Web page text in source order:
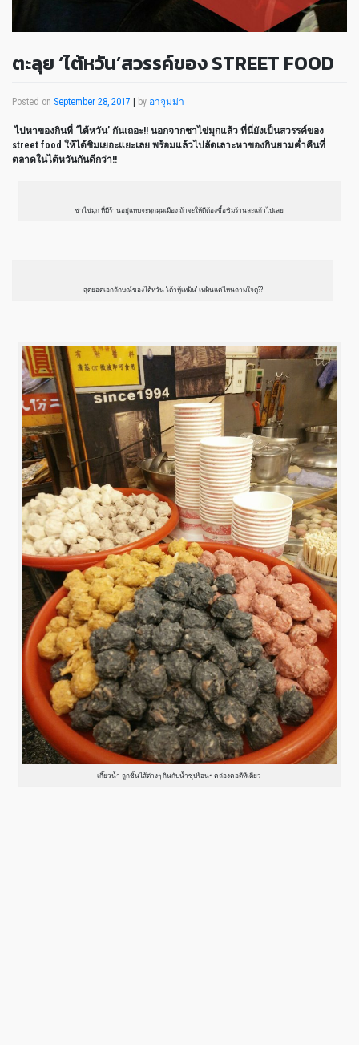
ตะลุย ‘ไต้หวัน’สวรรค์ของ STREET FOOD
Posted on September 28, 2017 | by อาจุมม่า
ไปหาของกินที่ ‘ไต้หวัน’ กันเถอะ!! นอกจากชาไข่มุกแล้ว ที่นี่ยังเป็นสวรรค์ของ
street food ให้ได้ชิมเยอะแยะเลย พร้อมแล้วไปลัดเลาะหาของกินยามค่ำคืนที่
ตลาดในไต้หวันกันดีกว่า!!
ชาไข่มุก ที่มีร้านอยู่แทบจะทุกมุมเมือง ถ้าจะให้ดีต้องซื้อชิมร้านละแก้วไปเลย
สุดยอดเอกลักษณ์ของไต้หวัน ‘เต้าหู้เหม็น’ เหม็นแค่ไหนถามใจดู??
เกี๊ยวน้ำ ลูกชิ้นไส้ต่างๆ กินกับน้ำซุปร้อนๆ คล่องคอดีทีเดียว